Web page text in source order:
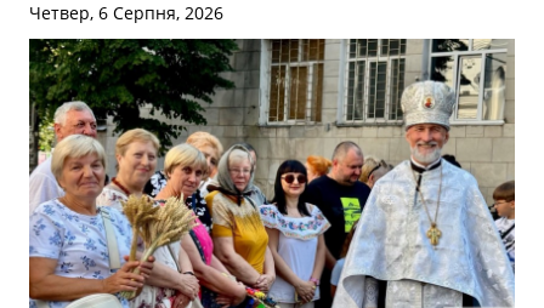
Четвер, 6 Серпня, 2026